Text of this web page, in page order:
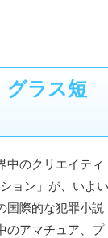
グラス短
中のクリエイティ
ョン」が、いよい
国際的な犯罪小説
のアマチュア、プ